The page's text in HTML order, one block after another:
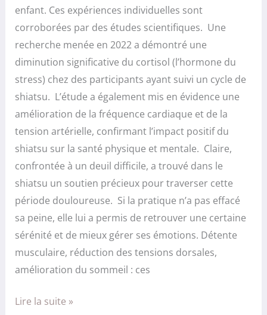
enfant. Ces expériences individuelles sont
corroborées par des études scientifiques. Une
recherche menée en 2022 a démontré une
diminution significative du cortisol (l’hormone du
stress) chez des participants ayant suivi un cycle de
shiatsu. L’étude a également mis en évidence une
amélioration de la fréquence cardiaque et de la
tension artérielle, confirmant l’impact positif du
shiatsu sur la santé physique et mentale. Claire,
confrontée à un deuil difficile, a trouvé dans le
shiatsu un soutien précieux pour traverser cette
période douloureuse. Si la pratique n’a pas effacé
sa peine, elle lui a permis de retrouver une certaine
sérénité et de mieux gérer ses émotions. Détente
musculaire, réduction des tensions dorsales,
amélioration du sommeil : ces
Lire la suite »